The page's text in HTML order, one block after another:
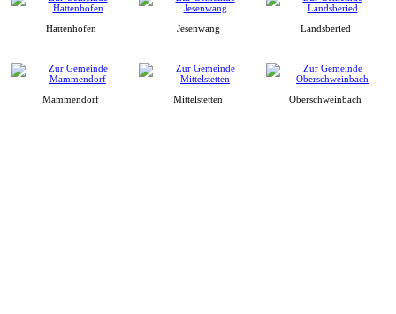
Hattenhofen Jesenwang Landsberied
Mammendorf Mittelstetten Oberschweinbach